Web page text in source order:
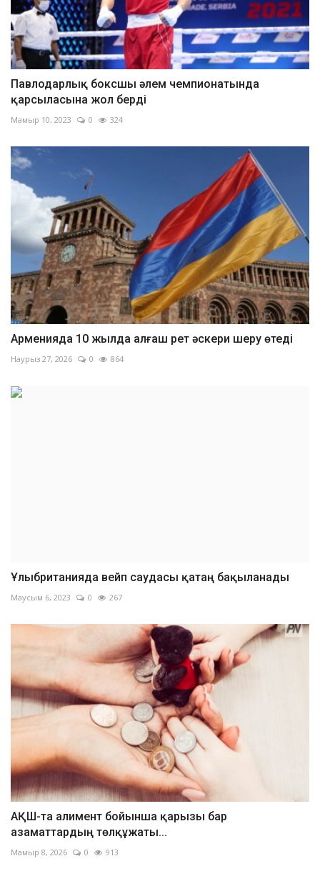
Павлодарлық боксшы әлем чемпионатында
қарсыласына жол берді
Мамыр 10, 2023 0 324
Арменияда 10 жылда алғаш рет әскери шеру өтеді
Наурыз 27, 2026 0 864
Ұлыбританияда вейп саудасы қатаң бақыланады
Маусым 6, 2023 0 267
АҚШ-та алимент бойынша қарызы бар
азаматтардың төлқұжаты...
Мамыр 8, 2026 0 913